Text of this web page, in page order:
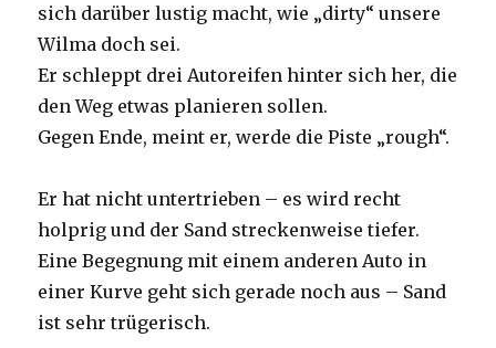
sich darüber lustig macht, wie „dirty“ unsere
Wilma doch sei.
Er schleppt drei Autoreifen hinter sich her, die
den Weg etwas planieren sollen.
Gegen Ende, meint er, werde die Piste „rough“.
Er hat nicht untertrieben – es wird recht
holprig und der Sand streckenweise tiefer.
Eine Begegnung mit einem anderen Auto in
einer Kurve geht sich gerade noch aus – Sand
ist sehr trügerisch.